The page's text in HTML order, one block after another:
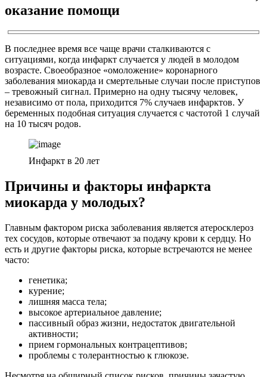
оказание помощи
В последнее время все чаще врачи сталкиваются с
ситуациями, когда инфаркт случается у людей в молодом
возрасте. Своеобразное «омоложение» коронарного
заболевания миокарда и смертельные случаи после приступов
– тревожный сигнал. Примерно на одну тысячу человек,
независимо от пола, приходится 7% случаев инфарктов. У
беременных подобная ситуация случается с частотой 1 случай
на 10 тысяч родов.
Инфаркт в 20 лет
Причины и факторы инфаркта
миокарда у молодых?
Главным фактором риска заболевания является атеросклероз
тех сосудов, которые отвечают за подачу крови к сердцу. Но
есть и другие факторы риска, которые встречаются не менее
часто:
генетика;
курение;
лишняя масса тела;
высокое артериальное давление;
пассивный образ жизни, недостаток двигательной
активности;
прием гормональных контрацептивов;
проблемы с толерантностью к глюкозе.